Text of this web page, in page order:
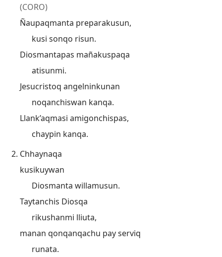
(CORO)
Ñaupaqmanta preparakusun,
kusi sonqo risun.
Diosmantapas mañakuspaqa
atisunmi.
Jesucristoq angelninkunan
noqanchiswan kanqa.
Llank’aqmasi amigonchispas,
chaypin kanqa.
Chhaynaqa
kusikuywan
Diosmanta willamusun.
Taytanchis Diosqa
rikushanmi lliuta,
manan qonqanqachu pay serviq
runata.